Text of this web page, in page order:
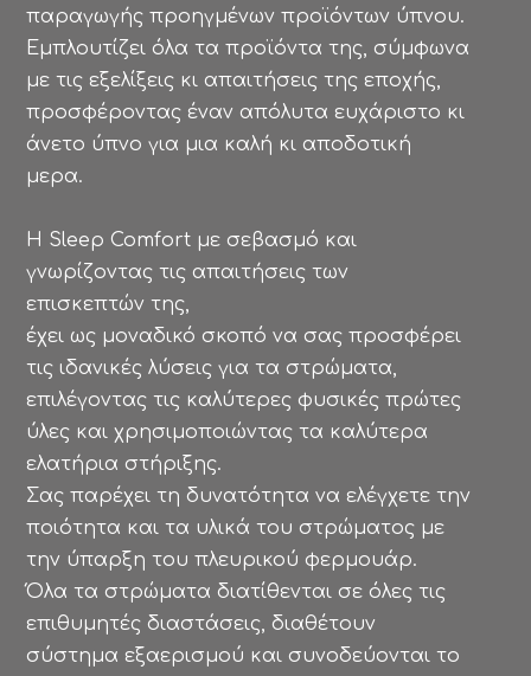
παραγωγής προηγμένων προϊόντων ύπνου.
Εμπλουτίζει όλα τα προϊόντα της, σύμφωνα
με τις εξελίξεις κι απαιτήσεις της εποχής,
προσφέροντας έναν απόλυτα ευχάριστο κι
άνετο ύπνο για μια καλή κι αποδοτική
μερα.
Η Sleep Comfort με σεβασμό και
γνωρίζοντας τις απαιτήσεις των
επισκεπτών της,
έχει ως μοναδικό σκοπό να σας προσφέρει
τις ιδανικές λύσεις για τα στρώματα,
επιλέγοντας τις καλύτερες φυσικές πρώτες
ύλες και χρησιμοποιώντας τα καλύτερα
ελατήρια στήριξης.
Σας παρέχει τη δυνατότητα να ελέγχετε την
ποιότητα και τα υλικά του στρώματος με
την ύπαρξη του πλευρικού φερμουάρ.
Όλα τα στρώματα διατίθενται σε όλες τις
επιθυμητές διαστάσεις, διαθέτουν
σύστημα εξαερισμού και συνοδεύονται το